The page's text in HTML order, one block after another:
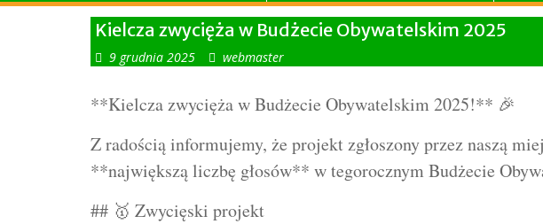
Kielcza zwycięża w Budżecie Obywatelskim 2025
9 grudnia 2025 webmaster
**Kielcza zwycięża w Budżecie Obywatelskim 2025!** 🎉
Z radością informujemy, że projekt zgłoszony przez naszą
**największą liczbę głosów** w tegorocznym Budżecie
## 🥇 Zwycięski projekt